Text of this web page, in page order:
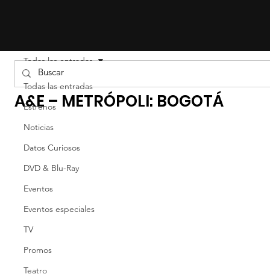
Todas las entradas
Estrenos
Noticias
Datos Curiosos
DVD & Blu-Ray
Eventos
Eventos especiales
TV
Promos
Teatro
Todas las entradas
A&E – METRÓPOLI: BOGOTÁ